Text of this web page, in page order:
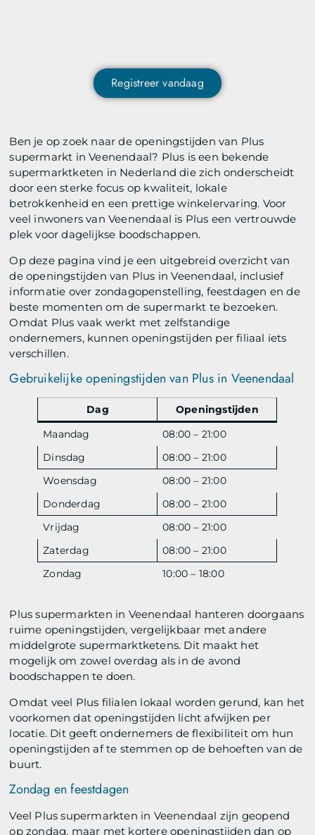
Ben je op zoek naar de openingstijden van Plus
supermarkt in Veenendaal? Plus is een bekende
supermarktketen in Nederland die zich onderscheidt
door een sterke focus op kwaliteit, lokale
betrokkenheid en een prettige winkelervaring. Voor
veel inwoners van Veenendaal is Plus een vertrouwde
plek voor dagelijkse boodschappen.
Op deze pagina vind je een uitgebreid overzicht van
de openingstijden van Plus in Veenendaal, inclusief
informatie over zondagopenstelling, feestdagen en de
beste momenten om de supermarkt te bezoeken.
Omdat Plus vaak werkt met zelfstandige
ondernemers, kunnen openingstijden per filiaal iets
verschillen.
Gebruikelijke openingstijden van Plus in Veenendaal
Dag Openingstijden
Maandag 08:00 – 21:00
Dinsdag 08:00 – 21:00
Woensdag 08:00 – 21:00
Donderdag 08:00 – 21:00
Vrijdag 08:00 – 21:00
Zaterdag 08:00 – 21:00
Zondag 10:00 – 18:00
Plus supermarkten in Veenendaal hanteren doorgaans
ruime openingstijden, vergelijkbaar met andere
middelgrote supermarktketens. Dit maakt het
mogelijk om zowel overdag als in de avond
boodschappen te doen.
Omdat veel Plus filialen lokaal worden gerund, kan het
voorkomen dat openingstijden licht afwijken per
locatie. Dit geeft ondernemers de flexibiliteit om hun
openingstijden af te stemmen op de behoeften van de
buurt.
Zondag en feestdagen
Veel Plus supermarkten in Veenendaal zijn geopend
op zondag, maar met kortere openingstijden dan op
Registreer vandaag